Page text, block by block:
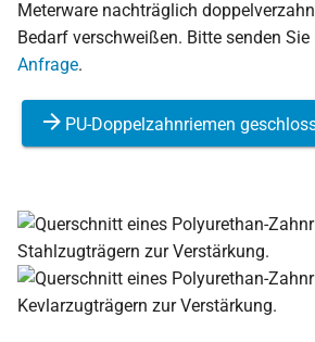
Meterware nachträglich
Bedarf verschweißen. Bitte senden
Anfrage.
PU-Doppelzahnriemen